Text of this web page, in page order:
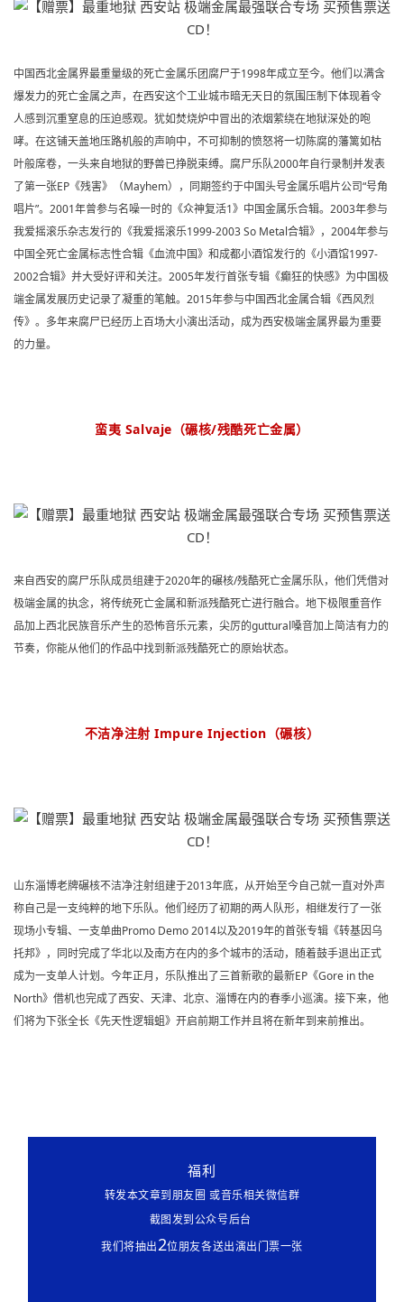
中国西北金属界最重量级的死亡金属乐团腐尸于1998年成立至今。他们以满含
爆发力的死亡金属之声，在西安这个工业城市暗无天日的氛围压制下体现着令
人感到沉重窒息的压迫感观。犹如焚烧炉中冒出的浓烟萦绕在地狱深处的咆
哮。在这铺天盖地压路机般的声响中，不可抑制的愤怒将一切陈腐的藩篱如枯
叶般席卷，一头来自地狱的野兽已挣脱束缚。腐尸乐队2000年自行录制并发表
了第一张EP《残害》（Mayhem），同期签约于中国头号金属乐唱片公司“号角
唱片”。2001年曾参与名噪一时的《众神复活1》中国金属乐合辑。2003年参与
我爱摇滚乐杂志发行的《我爱摇滚乐1999-2003 So Metal合辑》，2004年参与
中国全死亡金属标志性合辑《血流中国》和成都小酒馆发行的《小酒馆1997-
2002合辑》并大受好评和关注。2005年发行首张专辑《癫狂的快感》为中国极
端金属发展历史记录了凝重的笔触。2015年参与中国西北金属合辑《西风烈
传》。多年来腐尸已经历上百场大小演出活动，成为西安极端金属界最为重要
的力量。
蛮夷 Salvaje（碾核/残酷死亡金属）
来自西安的腐尸乐队成员组建于2020年的碾核/残酷死亡金属乐队，他们凭借对
极端金属的执念，将传统死亡金属和新派残酷死亡进行融合。地下极限重音作
品加上西北民族音乐产生的恐怖音乐元素，尖厉的guttural嗓音加上简洁有力的
节奏，你能从他们的作品中找到新派残酷死亡的原始状态。
不洁净注射 Impure Injection（碾核）
山东淄博老牌碾核不洁净注射组建于2013年底，从开始至今自己就一直对外声
称自己是一支纯粹的地下乐队。他们经历了初期的两人队形，相继发行了一张
现场小专辑、一支单曲Promo Demo 2014以及2019年的首张专辑《转基因乌
托邦》，同时完成了华北以及南方在内的多个城市的活动，随着鼓手退出正式
成为一支单人计划。今年正月，乐队推出了三首新歌的最新EP《Gore in the
North》借机也完成了西安、天津、北京、淄博在内的春季小巡演。接下来，他
们将为下张全长《先天性逻辑蛆》开启前期工作并且将在新年到来前推出。
福利
转发本文章到朋友圈 或音乐相关微信群
截图发到公众号后台
我们将抽出2位朋友各送出演出门票一张